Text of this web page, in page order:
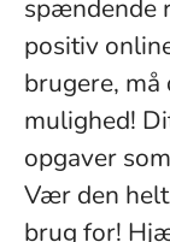
spændende
positiv
brugere, må
mulighed!
opgaver
Vær den
brug for!